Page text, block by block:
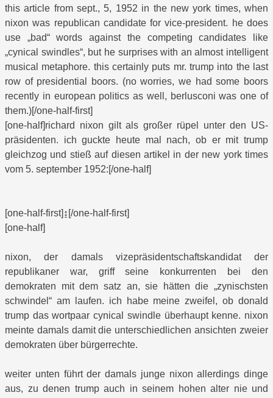
this article from sept., 5, 1952 in the new york times, when
nixon was republican candidate for vice-president. he does
use „bad“ words against the competing candidates like
„cynical swindles“, but he surprises with an almost intelligent
musical metaphore. this certainly puts mr. trump into the last
row of presidential boors. (no worries, we had some boors
recently in european politics as well, berlusconi was one of
them.)[/one-half-first]
[one-half]richard nixon gilt als großer rüpel unter den US-
präsidenten. ich guckte heute mal nach, ob er mit trump
gleichzog und stieß auf diesen artikel in der new york times
vom 5. september 1952:[/one-half]
[one-half-first]↨[/one-half-first]
[one-half]
nixon, der damals vizepräsidentschaftskandidat der
republikaner war, griff seine konkurrenten bei den
demokraten mit dem satz an, sie hätten die „zynischsten
schwindel“ am laufen. ich habe meine zweifel, ob donald
trump das wortpaar cynical swindle überhaupt kenne. nixon
meinte damals damit die unterschiedlichen ansichten zweier
demokraten über bürgerrechte.
weiter unten führt der damals junge nixon allerdings dinge
aus, zu denen trump auch in seinem hohen alter nie und